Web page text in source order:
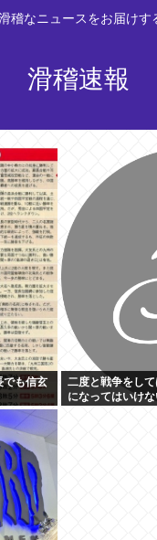
稽なニュースをお届けす
滑稽速報
でも信玄
二度と戦争をし
になってはいけ